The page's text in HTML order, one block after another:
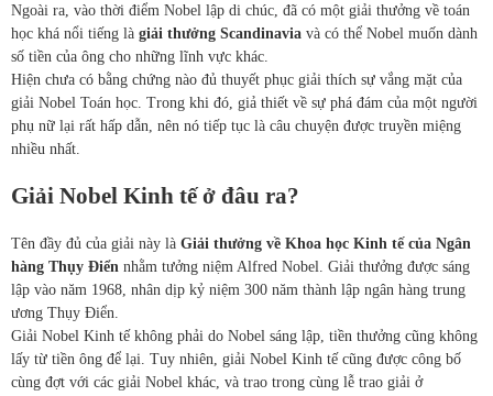
Ngoài ra, vào thời điểm Nobel lập di chúc, đã có một giải thưởng về toán
học khá nổi tiếng là giải thưởng Scandinavia và có thể Nobel muốn dành
số tiền của ông cho những lĩnh vực khác.
Hiện chưa có bằng chứng nào đủ thuyết phục giải thích sự vắng mặt của
giải Nobel Toán học. Trong khi đó, giả thiết về sự phá đám của một người
phụ nữ lại rất hấp dẫn, nên nó tiếp tục là câu chuyện được truyền miệng
nhiều nhất.
Giải Nobel Kinh tế ở đâu ra?
Tên đầy đủ của giải này là Giải thưởng về Khoa học Kinh tế của Ngân
hàng Thụy Điển nhằm tưởng niệm Alfred Nobel. Giải thưởng được sáng
lập vào năm 1968, nhân dịp kỷ niệm 300 năm thành lập ngân hàng trung
ương Thụy Điển.
Giải Nobel Kinh tế không phải do Nobel sáng lập, tiền thưởng cũng không
lấy từ tiền ông để lại. Tuy nhiên, giải Nobel Kinh tế cũng được công bố
cùng đợt với các giải Nobel khác, và trao trong cùng lễ trao giải ở